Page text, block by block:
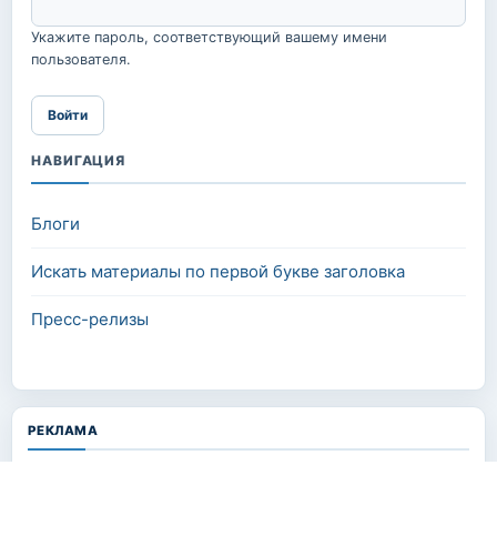
Укажите пароль, соответствующий вашему имени
пользователя.
НАВИГАЦИЯ
Блоги
Искать материалы по первой букве заголовка
Пресс-релизы
РЕКЛАМА